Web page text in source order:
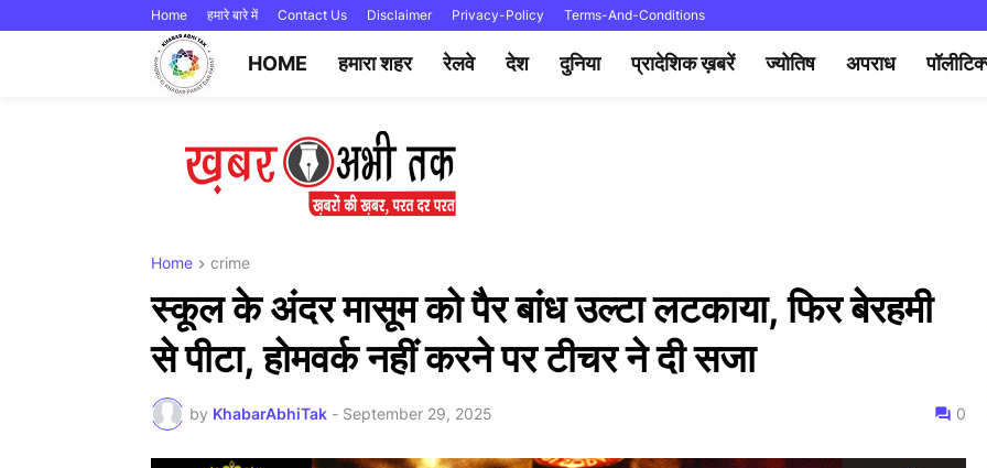
Home हमारे बारे में Contact Us Disclaimer Privacy-Policy Terms-And-Conditions
HOME हमारा शहर रेलवे देश दुनिया प्रादेशिक ख़बरें ज्योतिष अपराध
Home crime
स्कूल के अंदर मासूम को पैर बांध उल्टा लटकाया, फिर बेरहमी
से पीटा, होमवर्क नहीं करने पर टीचर ने दी सजा
by KhabarAbhiTak - September 29, 2025 0